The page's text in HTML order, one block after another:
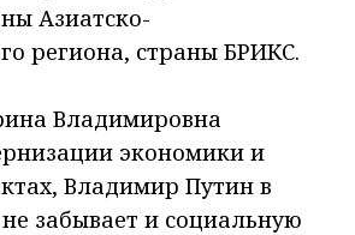
Азиатско-
региона, страны БРИКС.
Владимировна
экономики и
Владимир Путин в
не забывает и социальную